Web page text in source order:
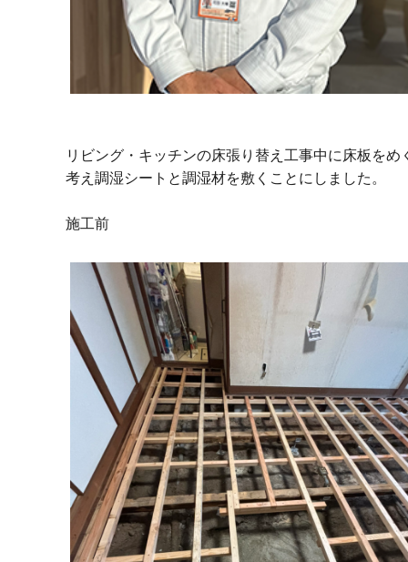
リビング・キッチンの床張り替え工事中に床板を
考え調湿シートと調湿材を敷くことにしました。
施工前